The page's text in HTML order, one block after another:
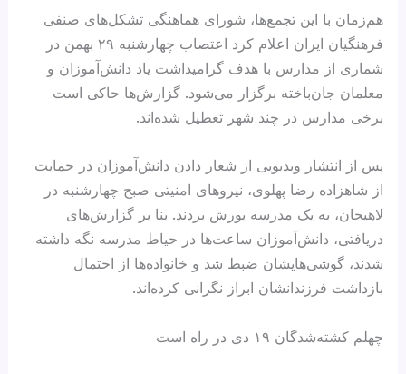
هم‌زمان با این تجمع‌ها، شورای هماهنگی تشکل‌های صنفی
فرهنگیان ایران اعلام کرد اعتصاب چهارشنبه ۲۹ بهمن در
شماری از مدارس با هدف گرامیداشت یاد دانش‌آموزان و
معلمان جان‌باخته برگزار می‌شود. گزارش‌ها حاکی است
برخی مدارس در چند شهر تعطیل شده‌اند.
پس از انتشار ویدیویی از شعار دادن دانش‌آموزان در حمایت
از شاهزاده رضا پهلوی، نیروهای امنیتی صبح چهارشنبه در
لاهیجان، به یک مدرسه یورش بردند. بنا بر گزارش‌های
دریافتی، دانش‌آموزان ساعت‌ها در حیاط مدرسه نگه داشته
شدند، گوشی‌هایشان ضبط شد و خانواده‌ها از احتمال
بازداشت فرزندانشان ابراز نگرانی کرده‌اند.
چهلم کشته‌شدگان ۱۹ دی در راه است